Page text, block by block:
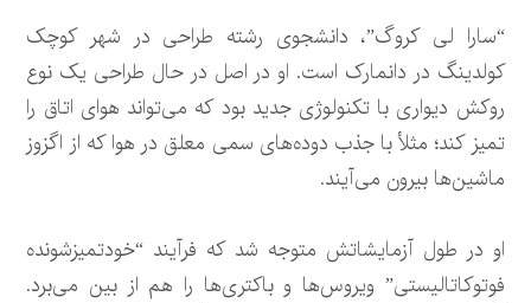
“سارا لی کروگ”، دانشجوی رشته طراحی در شهر کوچک
کولدینگ در دانمارک است. او در اصل در حال طراحی یک نوع
روکش دیواری با تکنولوژی جدید بود که می‌تواند هوای اتاق را
تمیز کند؛ مثلأ با جذب دوده‌های سمی معلق در هوا که از اگزوز
ماشین‌ها بیرون می‌آیند.
او در طول آزمایشاتش متوجه شد که فرآیند “خودتمیزشونده
فوتوکاتالیستی” ویروس‌ها و باکتری‌ها را هم از بین می‌برد.